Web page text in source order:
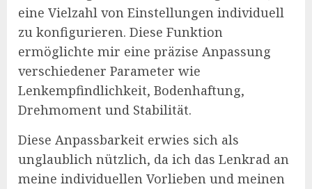
eine Vielzahl von Einstellungen individuell
zu konfigurieren. Diese Funktion
ermöglichte mir eine präzise Anpassung
verschiedener Parameter wie
Lenkempfindlichkeit, Bodenhaftung,
Drehmoment und Stabilität.
Diese Anpassbarkeit erwies sich als
unglaublich nützlich, da ich das Lenkrad an
meine individuellen Vorlieben und meinen